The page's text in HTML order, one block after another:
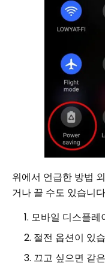
위에서 언급한 방법
거나 끌 수도 있습니
모바일 디스플레
절전 옵션이 있
끄고 싶으면 같